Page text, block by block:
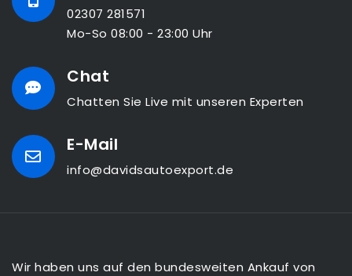
02307 281571
Mo-So 08:00 - 23:00 Uhr
Chat
Chatten Sie Live mit unseren Experten
E-Mail
info@davidsautoexport.de
Wir haben uns auf den bundesweiten Ankauf von